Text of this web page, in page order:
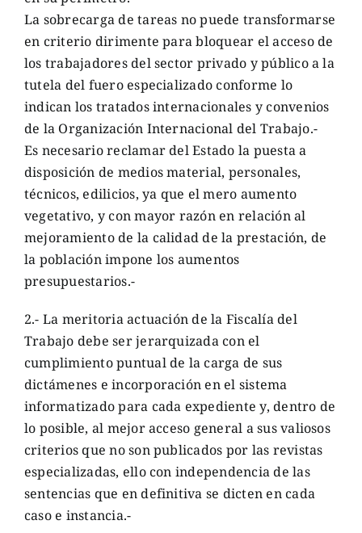
La sobrecarga de tareas no puede transformarse
en criterio dirimente para bloquear el acceso de
los trabajadores del sector privado y público a la
tutela del fuero especializado conforme lo
indican los tratados internacionales y convenios
de la Organización Internacional del Trabajo.-
Es necesario reclamar del Estado la puesta a
disposición de medios material, personales,
técnicos, edilicios, ya que el mero aumento
vegetativo, y con mayor razón en relación al
mejoramiento de la calidad de la prestación, de
la población impone los aumentos
presupuestarios.-
2.- La meritoria actuación de la Fiscalía del
Trabajo debe ser jerarquizada con el
cumplimiento puntual de la carga de sus
dictámenes e incorporación en el sistema
informatizado para cada expediente y, dentro de
lo posible, al mejor acceso general a sus valiosos
criterios que no son publicados por las revistas
especializadas, ello con independencia de las
sentencias que en definitiva se dicten en cada
caso e instancia.-